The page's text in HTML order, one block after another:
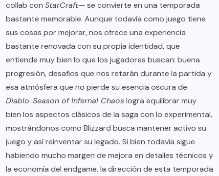
collab con StarCraft— se convierte en una temporada
bastante memorable. Aunque todavía como juego tiene
sus cosas por mejorar, nos ofrece una experiencia
bastante renovada con su propia identidad, que
entiende muy bien lo que los jugadores buscan: buena
progresión, desafíos que nos retarán durante la partida y
esa atmósfera que no pierde su esencia oscura de
Diablo. Season of Infernal Chaoslogra equilibrar muy
bien los aspectos clásicos de la saga con lo experimental,
mostrándonos como Blizzard busca mantener activo su
juego y así reinventar su legado. Si bien todavía sigue
habiendo mucho margen de mejora en detalles técnicos y
la economía del endgame, la dirección de esta temporada